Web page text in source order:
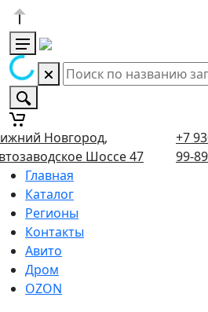
Новгород,
Шоссе 47
+7
99-89
Главная
Каталог
Регионы
Контакты
Авито
Дром
OZON